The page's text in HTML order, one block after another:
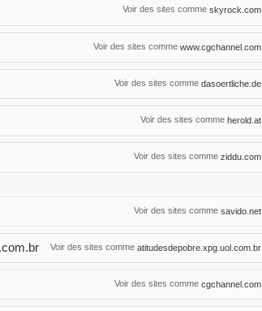
Voir des sites comme skyrock.com
Voir des sites comme www.cgchannel.com
Voir des sites comme dasoertliche.de
Voir des sites comme herold.at
Voir des sites comme ziddu.com
Voir des sites comme savido.net
Voir des sites comme atitudesdepobre.xpg.uol.com.br
Voir des sites comme cgchannel.com